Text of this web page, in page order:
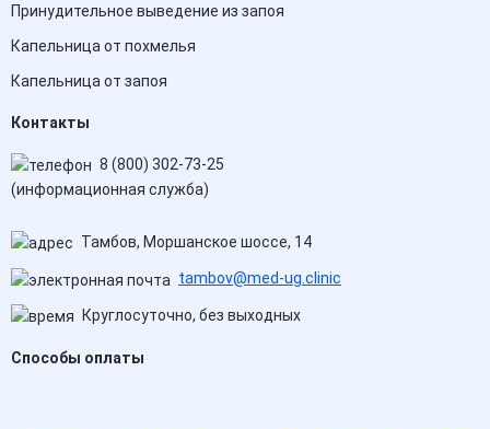
Принудительное выведение из запоя
Капельница от похмелья
Капельница от запоя
Контакты
8 (800) 302-73-25
(информационная служба)
Тамбов, Моршанское шоссе, 14
tambov@med-ug.clinic
Круглосуточно, без выходных
Способы оплаты